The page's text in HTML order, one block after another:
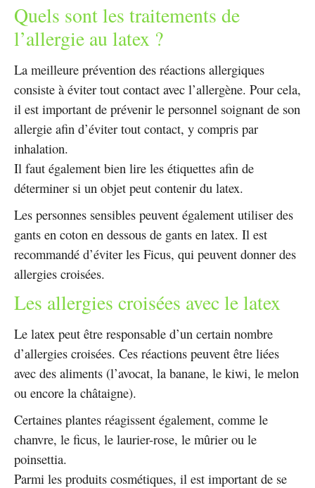
Quels sont les traitements de
l’allergie au latex ?
La meilleure prévention des réactions allergiques
consiste à éviter tout contact avec l’allergène. Pour cela,
il est important de prévenir le personnel soignant de son
allergie afin d’éviter tout contact, y compris par
inhalation.
Il faut également bien lire les étiquettes afin de
déterminer si un objet peut contenir du latex.
Les personnes sensibles peuvent également utiliser des
gants en coton en dessous de gants en latex. Il est
recommandé d’éviter les Ficus, qui peuvent donner des
allergies croisées.
Les allergies croisées avec le latex
Le latex peut être responsable d’un certain nombre
d’allergies croisées. Ces réactions peuvent être liées
avec des aliments (l’avocat, la banane, le kiwi, le melon
ou encore la châtaigne).
Certaines plantes réagissent également, comme le
chanvre, le ficus, le laurier-rose, le mûrier ou le
poinsettia.
Parmi les produits cosmétiques, il est important de se